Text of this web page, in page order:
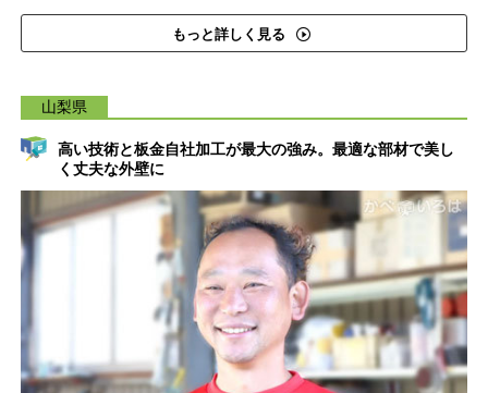
もっと詳しく見る
山梨県
高い技術と板金自社加工が最大の強み。最適な部材で美し
く丈夫な外壁に